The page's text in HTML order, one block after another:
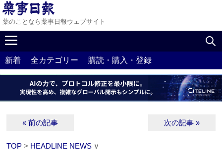
薬のことなら薬事日報ウェブサイト
新着 全カテゴリー 購読・購入・登録
« 前の記事 次の記事 »
TOP > HEADLINE NEWS ∨